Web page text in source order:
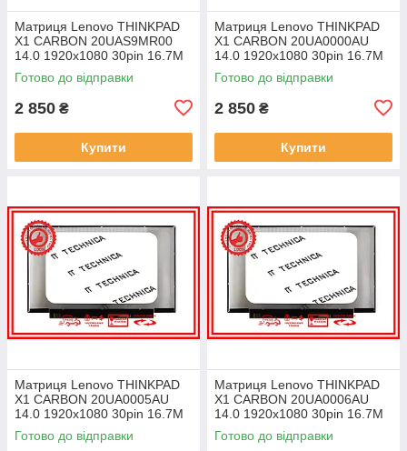
Матриця Lenovo THINKPAD
X1 CARBON 20UAS9MR00
14.0 1920x1080 30pin 16.7M
45% NTSC 300 cd/m² для
ноутбука
Готово до відправки
2 850 ₴
Купити
Матриця Lenovo THINKPAD
X1 CARBON 20UA0000AU
14.0 1920x1080 30pin 16.7M
45% NTSC 300 cd/m² для
ноутбука
Готово до відправки
2 850 ₴
Купити
Матриця Lenovo THINKPAD
X1 CARBON 20UA0005AU
14.0 1920x1080 30pin 16.7M
45% NTSC 300 cd/m² для
ноутбука
Готово до відправки
Матриця Lenovo THINKPAD
X1 CARBON 20UA0006AU
14.0 1920x1080 30pin 16.7M
45% NTSC 300 cd/m² для
ноутбука
Готово до відправки